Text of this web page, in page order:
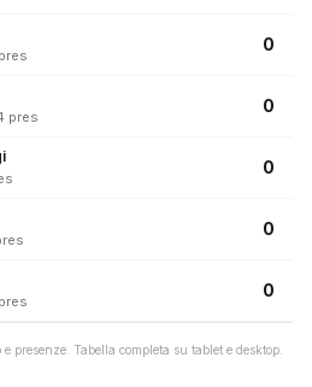
0
pres
0
0
0
0
presenze. Tabella completa su tablet e desktop.